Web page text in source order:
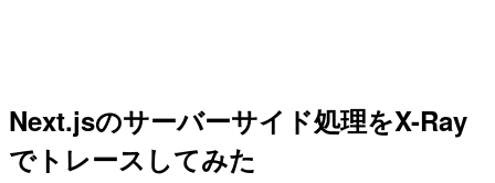
Next.jsのサーバーサイド処理をX-Ray
でトレースしてみた